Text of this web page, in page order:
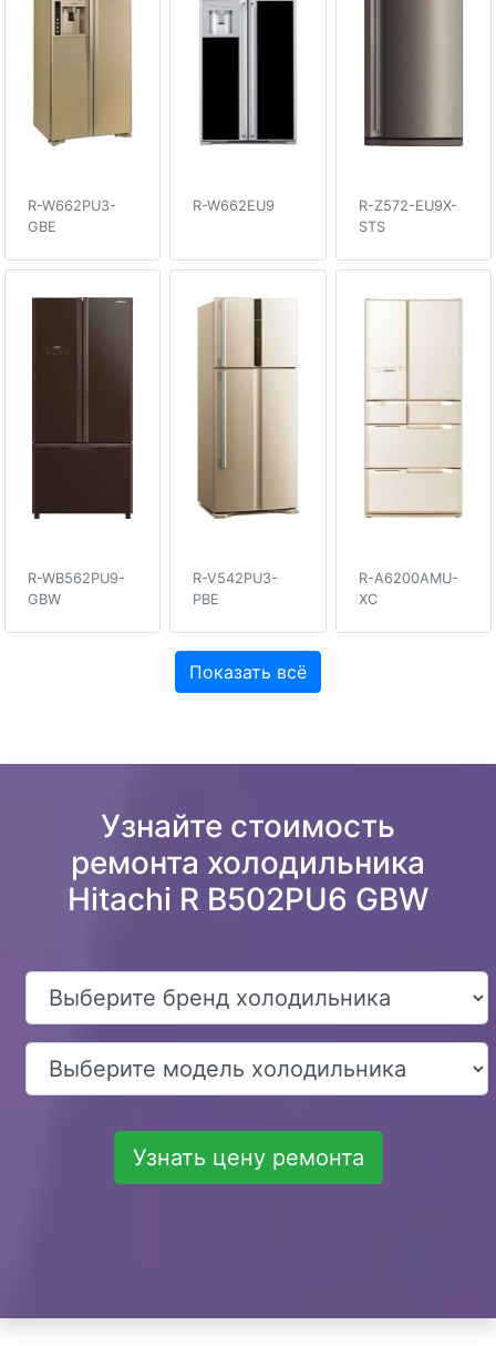
R-W662PU3-
GBE
R-W662EU9
R-Z572-EU9X-
STS
R-WB562PU9-
GBW
R-V542PU3-
PBE
R-A6200AMU-
XC
Показать всё
Узнайте стоимость
ремонта холодильника
Hitachi R B502PU6 GBW
Узнать цену ремонта